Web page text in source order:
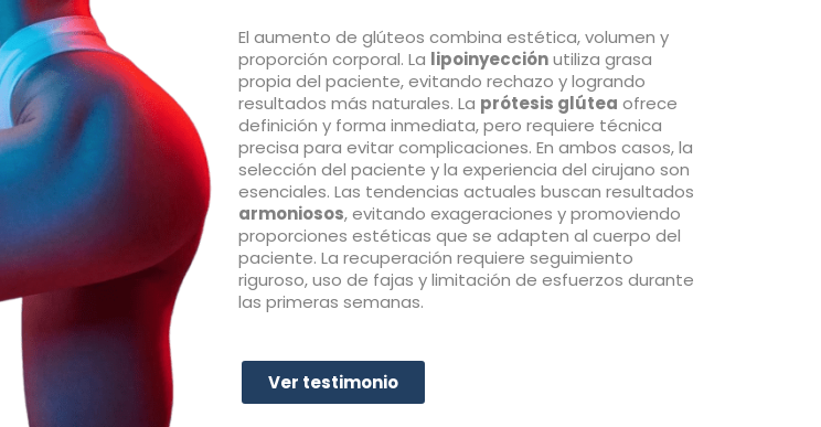
Ver testimonio
El aumento de glúteos combina estética, volumen y
proporción corporal. La lipoinyecciónutiliza grasa
propia del paciente, evitando rechazo y logrando
resultados más naturales. La prótesis glútea ofrece
definición y forma inmediata, pero requiere técnica
precisa para evitar complicaciones. En ambos casos, la
selección del paciente y la experiencia del cirujano son
esenciales. Las tendencias actuales buscan resultados
armoniosos, evitando exageraciones y promoviendo
proporciones estéticas que se adapten al cuerpo del
paciente. La recuperación requiere seguimiento
riguroso, uso de fajas y limitación de esfuerzos durante
las primeras semanas.